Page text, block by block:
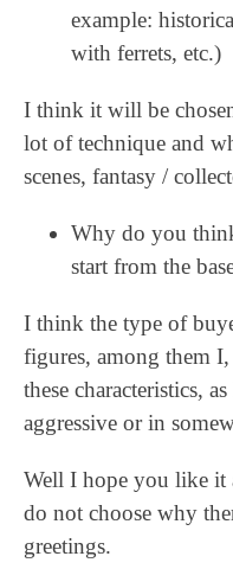
example:
with ferrets, etc.)
I think it will be
lot of technique and
scenes, fantasy /
Why do you
start from the
I think the type of
figures, among them
these characteristics,
aggressive or in
Well I hope you like it
do not choose why
greetings.